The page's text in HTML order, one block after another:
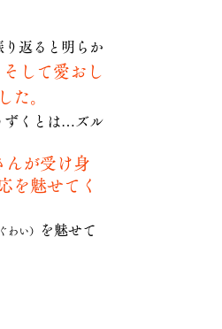
返ると明らか
して愛おし
た。
ずくとは…ズル
んが受け身
を魅せてく
わい）
を魅せて